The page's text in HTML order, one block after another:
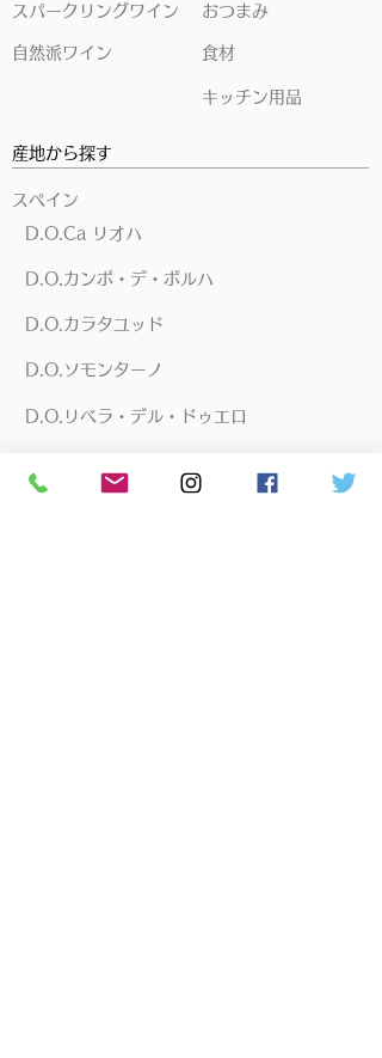
スパークリングワイン
自然派ワイン
おつまみ
食材
キッチン用品
産地から探す
スペイン
D.O.Ca リオハ
D.O.カンポ・デ・ボルハ
D.O.カラタユッド
D.O.ソモンターノ
D.O.リベラ・デル・ドゥエロ